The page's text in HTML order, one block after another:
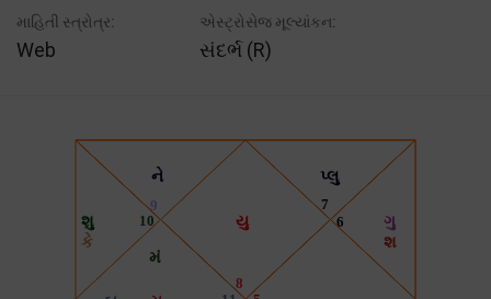
માહિતી સ્ત્રોત્ર:
Web
એસ્ટ્રોસેજ મૂલ્યાંકન:
સંદર્ભ (R)